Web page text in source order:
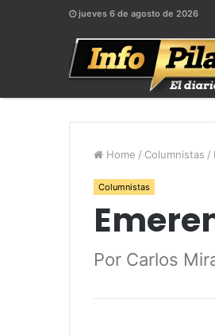
jueves 6 de agosto de 2026
Home / Columnistas /
Columnistas
Por Carlos